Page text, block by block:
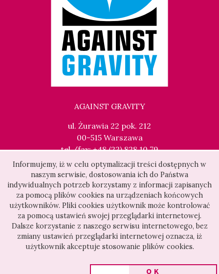
Informujemy, iż w celu optymalizacji treści dostępnych w
naszym serwisie, dostosowania ich do Państwa
indywidualnych potrzeb korzystamy z informacji zapisanych
za pomocą plików cookies na urządzeniach końcowych
użytkowników. Pliki cookies użytkownik może kontrolować
za pomocą ustawień swojej przeglądarki internetowej.
Dalsze korzystanie z naszego serwisu internetowego, bez
zmiany ustawień przeglądarki internetowej oznacza, iż
użytkownik akceptuje stosowanie plików cookies.
OK
AGAINST GRAVITY
ul. Żurawia 22 pok. 212
00-515 Warszawa
tel./fax: +48 (22) 828 10 79
kontakt@againstgravity.pl